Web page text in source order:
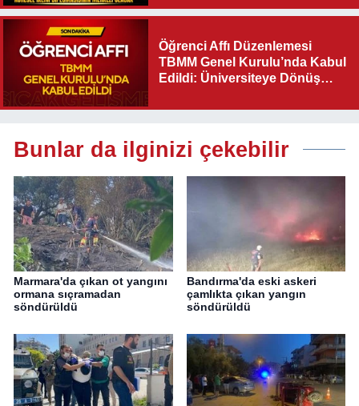
Olacak"
Öğrenci Affı Düzenlemesi
TBMM Genel Kurulu’nda Kabul
Edildi: Üniversiteye Dönüş
Bunlar da ilginizi çekebilir
Marmara'da çıkan ot yangını
ormana sıçramadan
söndürüldü
Bandırma'da eski askeri
çamlıkta çıkan yangın
söndürüldü